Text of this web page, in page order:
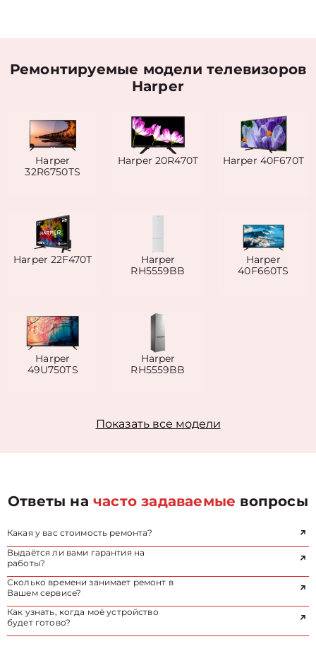
Ремонтируемые модели телевизоров
Harper
Harper
32R6750TS
Harper 20R470T Harper 40F670T
Harper 22F470Т
Harper
RH5559BB
Harper
40F660TS
Harper
49U750TS
Harper
RH5559BB
Показать все модели
Ответы начасто задаваемые вопросы
Какая у вас стоимость ремонта?
Выдаётся ли вами гарантия на
работы?
Сколько времени занимает ремонт в
Вашем сервисе?
Как узнать, когда моё устройство
будет готово?